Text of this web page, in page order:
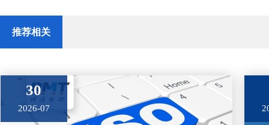
推荐相关
30
2026-07